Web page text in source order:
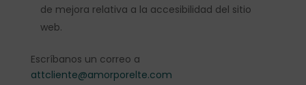
de mejora relativa a la accesibilidad del sitio
web.
Escríbanos un correo a
attcliente@amorporelte.com